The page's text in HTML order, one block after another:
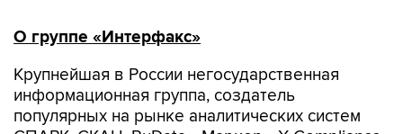
О группе «Интерфакс»
Крупнейшая в России негосударственная
информационная группа, создатель
популярных на рынке аналитических систем